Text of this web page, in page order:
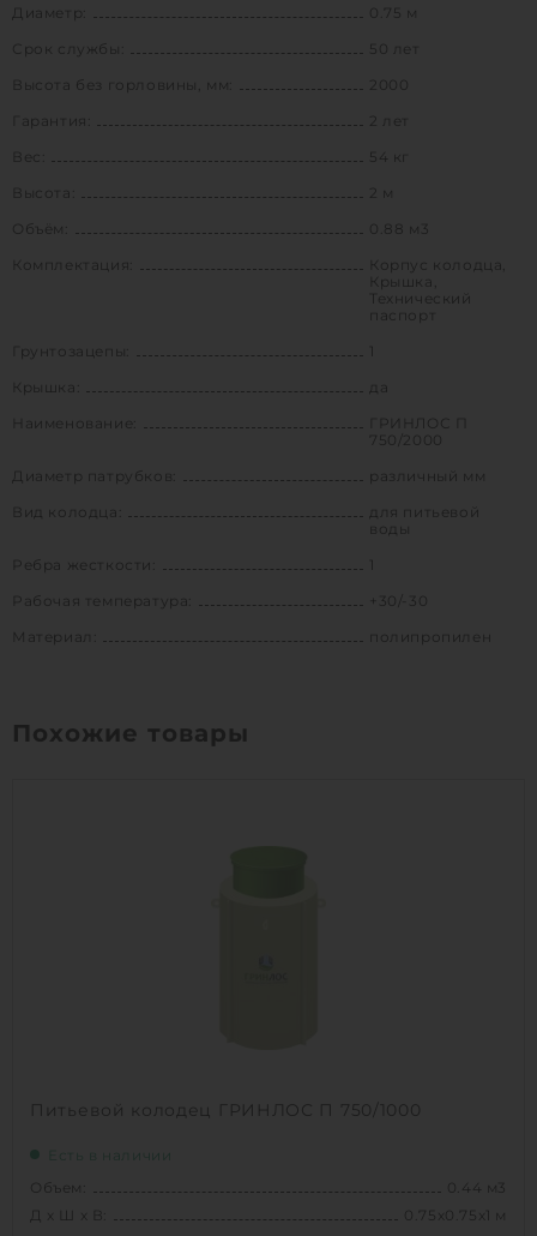
Диаметр:
0.75 м
Срок службы:
50 лет
Высота без горловины, мм:
2000
Гарантия:
2 лет
54 кг
Высота:
2 м
Объём:
0.88 м3
Комплектация:
Корпус колодца,
Крышка,
Технический
паспорт
Грунтозацепы:
1
Крышка:
да
Наименование:
ГРИНЛОС П
750/2000
Диаметр патрубков:
различный мм
Вид колодца:
для питьевой
Ребра жесткости:
1
Рабочая температура:
+30/-30
Материал:
полипропилен
Похожие товары
Питьевой колодец ГРИНЛОС П 750/1000
Есть в наличии
Объем:
0.44 м3
Д х Ш х В:
0.75х0.75х1 м